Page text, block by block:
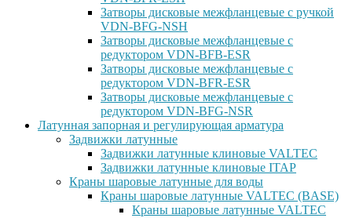
Затворы дисковые межфланцевые с ручкой
VDN-BFG-NSH
Затворы дисковые межфланцевые с
редуктором VDN-BFB-ESR
Затворы дисковые межфланцевые с
редуктором VDN-BFR-ESR
Затворы дисковые межфланцевые с
редуктором VDN-BFG-NSR
Латунная запорная и регулирующая арматура
Задвижки латунные
Задвижки латунные клиновые VALTEC
Задвижки латунные клиновые ITAP
Краны шаровые латунные для воды
Краны шаровые латунные VALTEC (BASE)
Краны шаровые латунные VALTEC